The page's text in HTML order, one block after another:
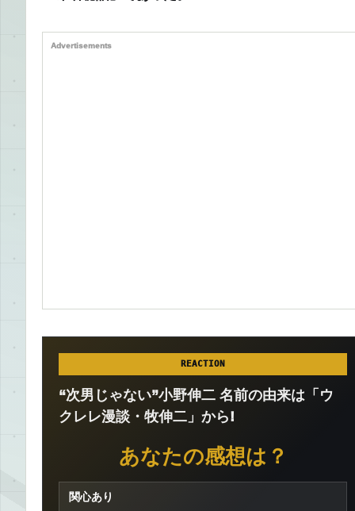
Advertisements
REACTION
“次男じゃない”小野伸二 名前の由来は「ウ
クレレ漫談・牧伸二」から!
あなたの感想は？
関心あり